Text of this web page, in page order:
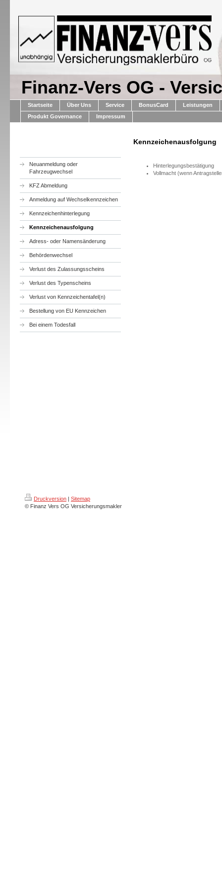
Finanz-Vers OG -
Startseite Über Uns Service BonusCard
Leistungen
Produkt Governance
Impressum
Neuanmeldung oder
Fahrzeugwechsel
KFZ Abmeldung
Anmeldung auf Wechselkennzeichen
Kennzeichenhinterlegung
Kennzeichenausfolgung
Adress- oder Namensänderung
Behördenwechsel
Verlust des Zulassungsscheins
Verlust des Typenscheins
Verlust von Kennzeichentafel(n)
Bestellung von EU Kennzeichen
Bei einem Todesfall
Kennzeichenausfolgung
Hinterlegungsbestätigung
Vollmacht (wenn
Druckversion
Sitemap
© Finanz Vers OG Versicherungsmakler